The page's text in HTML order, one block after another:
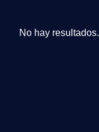
No hay resultados.